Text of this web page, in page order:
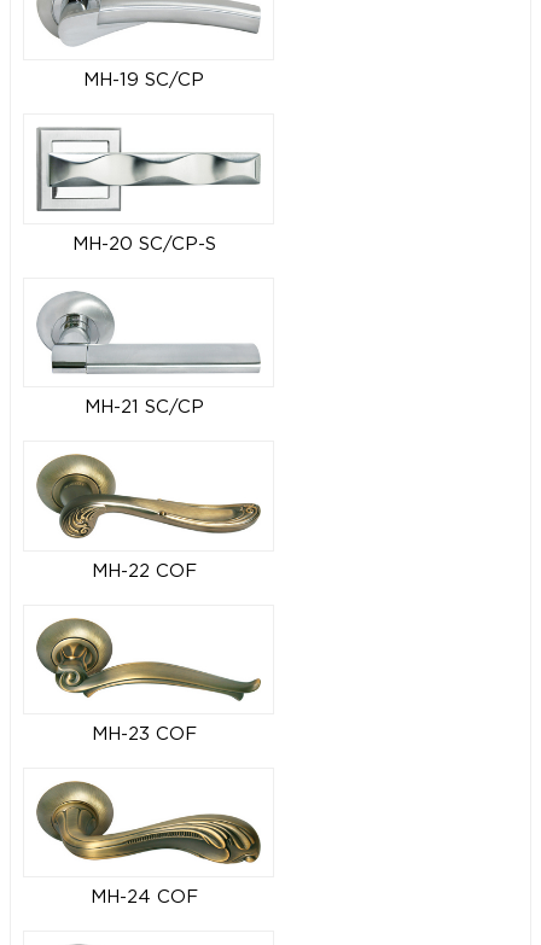
MH-19 SC/CP
MH-20 SC/CP-S
MH-21 SC/CP
MH-22 COF
MH-23 COF
MH-24 COF